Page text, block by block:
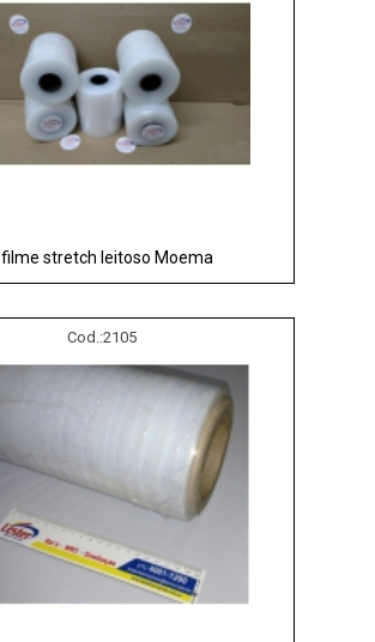
filme stretch leitoso Moema
Cod.:2105